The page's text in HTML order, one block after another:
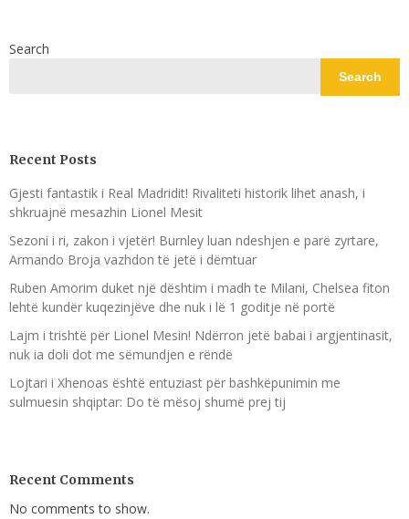
Search
Search
Recent Posts
Gjesti fantastik i Real Madridit! Rivaliteti historik lihet anash, i
shkruajnë mesazhin Lionel Mesit
Sezoni i ri, zakon i vjetër! Burnley luan ndeshjen e parë zyrtare,
Armando Broja vazhdon të jetë i dëmtuar
Ruben Amorim duket një dështim i madh te Milani, Chelsea fiton
lehtë kundër kuqezinjëve dhe nuk i lë 1 goditje në portë
Lajm i trishtë për Lionel Mesin! Ndërron jetë babai i argjentinasit,
nuk ia doli dot me sëmundjen e rëndë
Lojtari i Xhenoas është entuziast për bashkëpunimin me
sulmuesin shqiptar: Do të mësoj shumë prej tij
Recent Comments
No comments to show.